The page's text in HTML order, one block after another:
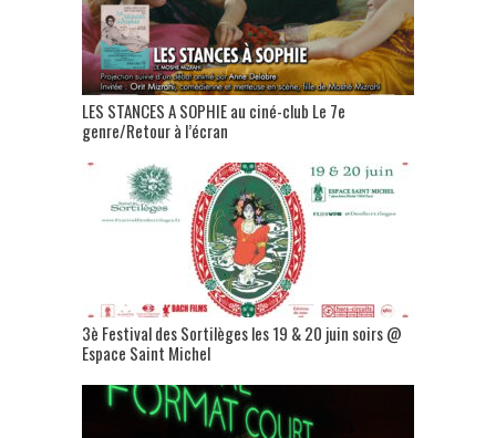
LES STANCES A SOPHIE au ciné-club Le 7e
genre/Retour à l’écran
3è Festival des Sortilèges les 19 & 20 juin soirs @
Espace Saint Michel